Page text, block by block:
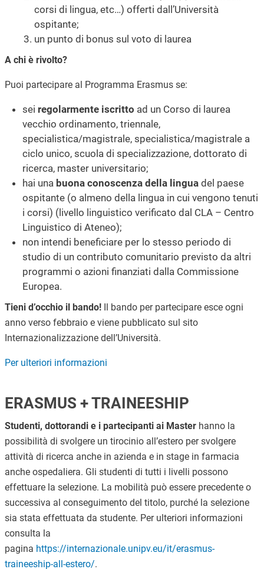
corsi di lingua, etc…) offerti dall’Università
ospitante;
un punto di bonus sul voto di laurea
A chi è rivolto?
Puoi partecipare al Programma Erasmus se:
sei regolarmente iscritto ad un Corso di laurea
vecchio ordinamento, triennale,
specialistica/magistrale, specialistica/magistrale a
ciclo unico, scuola di specializzazione, dottorato di
ricerca, master universitario;
hai una buona conoscenza della linguadel paese
ospitante (o almeno della lingua in cui vengono tenuti
i corsi) (livello linguistico verificato dal CLA – Centro
Linguistico di Ateneo);
non intendi beneficiare per lo stesso periodo di
studio di un contributo comunitario previsto da altri
programmi o azioni finanziati dalla Commissione
Europea.
Tieni d’occhio il bando!
Il bando per partecipare esce ogni
anno verso febbraio e viene pubblicato sul sito
Internazionalizzazione dell’Università.
Per ulteriori informazioni
ERASMUS + TRAINEESHIP
Studenti, dottorandi e i partecipanti ai Masterhanno la
possibilità di svolgere un tirocinio all’estero per svolgere
attività di ricerca anche in azienda e in stage in farmacia
anche ospedaliera. Gli studenti di tutti i livelli possono
effettuare la selezione. La mobilità può essere precedente o
successiva al conseguimento del titolo, purché la selezione
sia stata effettuata da studente. Per ulteriori informazioni
consulta la
pagina https://internazionale.unipv.eu/it/erasmus-
traineeship-all-estero/.